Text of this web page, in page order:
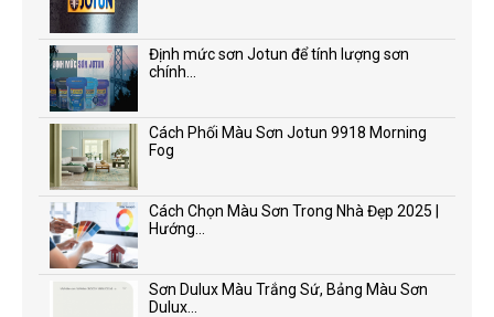
Định mức sơn Jotun để tính lượng sơn
chính...
Cách Phối Màu Sơn Jotun 9918 Morning
Fog
Cách Chọn Màu Sơn Trong Nhà Đẹp 2025 |
Hướng...
Sơn Dulux Màu Trắng Sứ, Bảng Màu Sơn
Dulux...